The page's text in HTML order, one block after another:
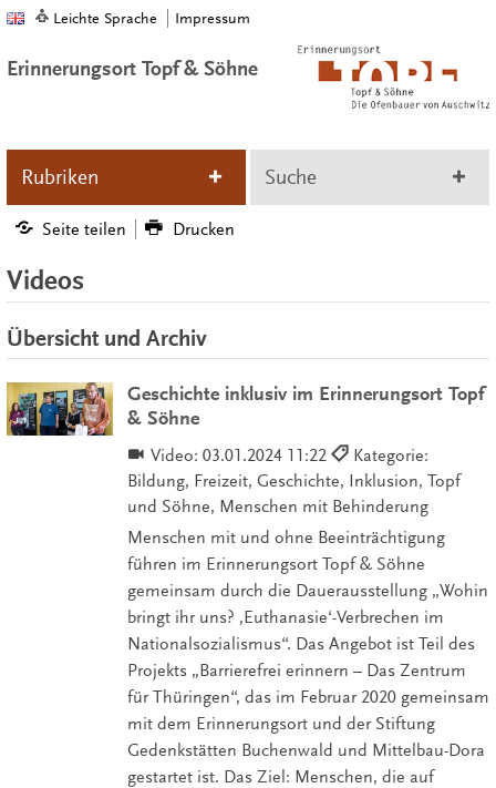
Leichte Sprache Impressum
Erinnerungsort Topf & Söhne
Rubriken Suche
Seite teilen Drucken
Videos
Übersicht und Archiv
Geschichte inklusiv im Erinnerungsort Topf
& Söhne
Video: 03.01.2024 11:22
Kategorie:
Bildung, Freizeit, Geschichte, Inklusion, Topf
und Söhne, Menschen mit Behinderung
Menschen mit und ohne Beeinträchtigung
führen im Erinnerungsort Topf & Söhne
gemeinsam durch die Dauerausstellung „Wohin
bringt ihr uns? ,Euthanasie‘-Verbrechen im
Nationalsozialismus“. Das Angebot ist Teil des
Projekts „Barrierefrei erinnern – Das Zentrum
für Thüringen“, das im Februar 2020 gemeinsam
mit dem Erinnerungsort und der Stiftung
Gedenkstätten Buchenwald und Mittelbau-Dora
gestartet ist. Das Ziel: Menschen, die auf